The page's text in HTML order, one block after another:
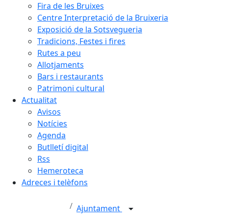
Fira de les Bruixes
Centre Interpretació de la Bruixeria
Exposició de la Sotsvegueria
Tradicions, Festes i fires
Rutes a peu
Allotjaments
Bars i restaurants
Patrimoni cultural
Actualitat
Avisos
Notícies
Agenda
Butlletí digital
Rss
Hemeroteca
Adreces i telèfons
Ajuntament